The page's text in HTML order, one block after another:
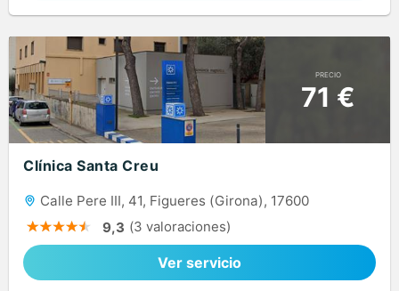
PRECIO
71 €
Clínica Santa Creu
Calle Pere III, 41, Figueres (Girona), 17600
9,3 (3 valoraciones)
Ver servicio